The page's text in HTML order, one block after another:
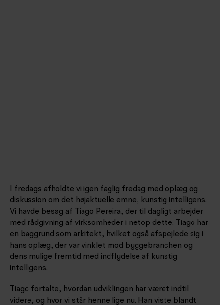
I fredags afholdte vi igen faglig fredag med oplæg og
diskussion om det højaktuelle emne, kunstig intelligens.
Vi havde besøg af Tiago Pereira, der til dagligt arbejder
med rådgivning af virksomheder i netop dette. Tiago har
en baggrund som arkitekt, hvilket også afspejlede sig i
hans oplæg, der var vinklet mod byggebranchen og
dens mulige fremtid med indflydelse af kunstig
intelligens.
Tiago fortalte, hvordan udviklingen har været indtil
videre, og hvor vi står henne lige nu. Han viste blandt